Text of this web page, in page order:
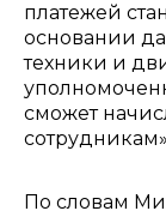
платежей
основании
техники и
сможет
По словам